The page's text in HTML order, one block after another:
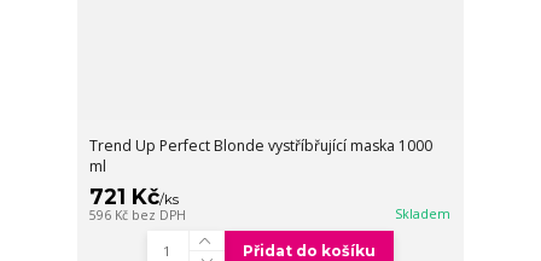
Trend Up Perfect Blonde vystříbřující maska 1000
ml
721 Kč/ks
596 Kč bez DPH Skladem
Přidat do košíku